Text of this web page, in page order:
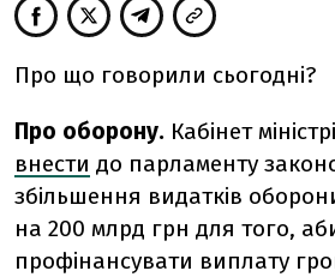
Про що говорили сьогодні?
Про оборону. Кабінет
внести до парламенту
збільшення видатків
на 200 млрд грн для того,
профінансувати виплату